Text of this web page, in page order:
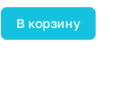
В корзину